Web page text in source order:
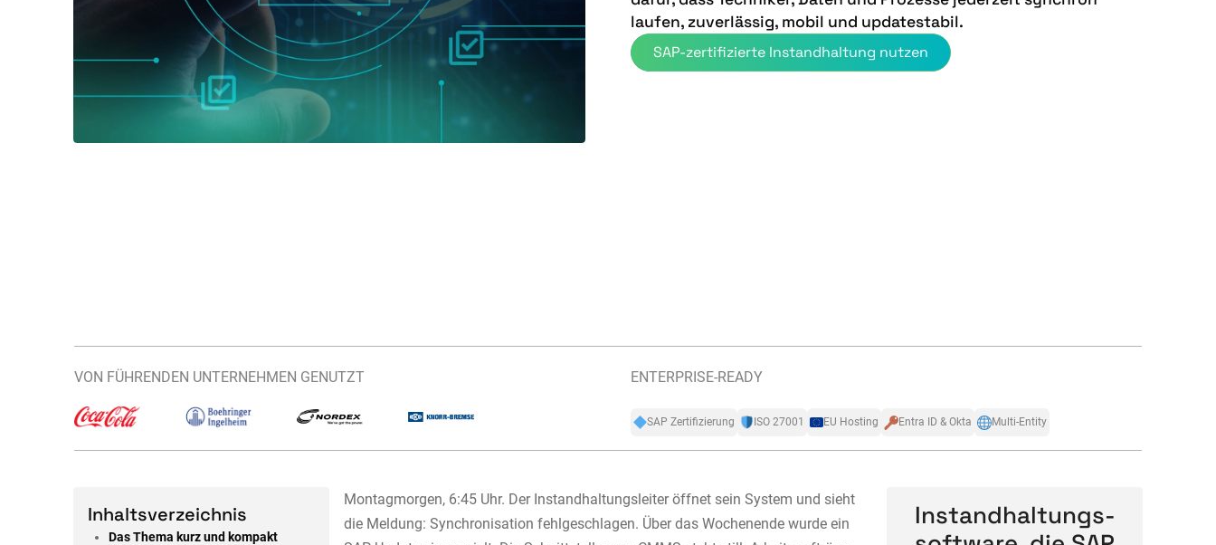
laufen, zuverlässig, mobil und updatestabil.
SAP-zertifizierte Instandhaltung nutzen
VON FÜHRENDEN UNTERNEHMEN GENUTZT ENTERPRISE-READY
SAP Zertifizierung ISO 27001 EU Hosting Entra ID & Okta Multi-Entity
Inhaltsverzeichnis
Das Thema kurz und kompakt
Montagmorgen, 6:45 Uhr. Der Instandhaltungsleiter öffnet sein System und sieht
die Meldung: Synchronisation fehlgeschlagen. Über das Wochenende wurde ein
Instandhaltungs-